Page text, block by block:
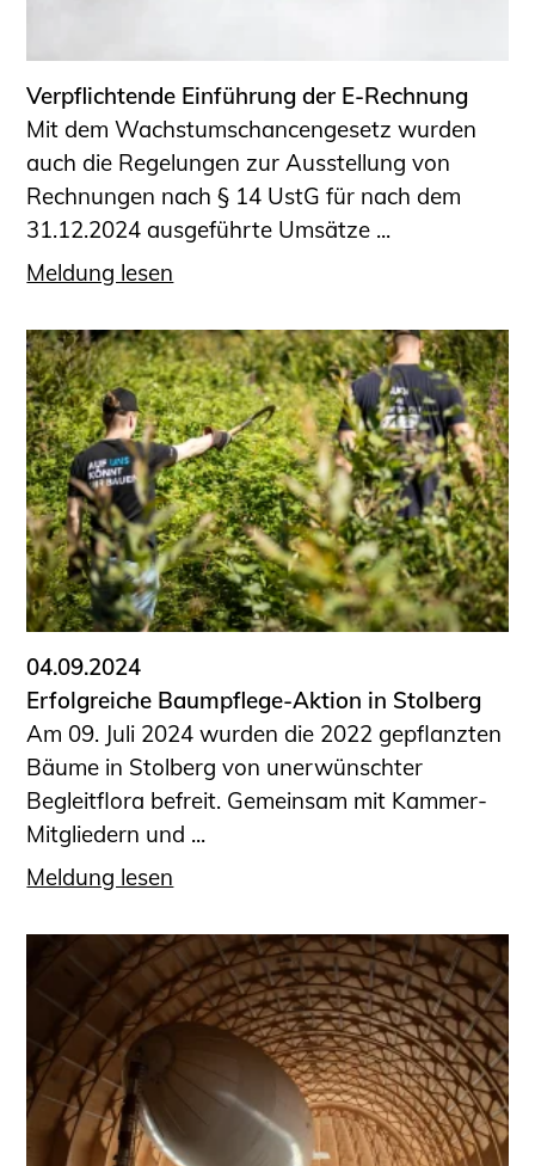
Anträge, Anzeigen, Formulare
Fortbildung/Seminare
Informationen für Ingenieurinnen
und Ingenieure
Recht
Planungswettbewerbe
Publikationen
Staatlich anerkannte Sachverständige
Öffentlich bestellte und vereidigte
Sachverständige
Prüfsachverständige
Qualifizierte Tragwerksplaner/-innen
Bauvorlageberechtigte
Sachkundige für Zustands- und
Funktionsprüfung privater
Abwasserleitungen
Vereinbarungen mit
Ingenieurkammern
Büronachfolge
Zusatzqualifikationen
Geschützter Bereich
Informationen für Auftraggeber und
Verbraucher
NRW)
Fachlisten
Bauherren-ABC
Informationen für Schülerinnen,
Schüler und Studierende
Projekte für Schülerinnen und Schüler
START.ING. Das Studierenden Praxis-
Verpflichtende Einführung der E-Rechnung
Mit dem Wachstumschancengesetz wurden
auch die Regelungen zur Ausstellung von
Rechnungen nach § 14 UstG für nach dem
31.12.2024 ausgeführte Umsätze ...
Meldung lesen
04.09.2024
Erfolgreiche Baumpflege-Aktion in Stolberg
Am 09. Juli 2024 wurden die 2022 gepflanzten
Bäume in Stolberg von unerwünschter
Begleitflora befreit. Gemeinsam mit Kammer-
Mitgliedern und ...
Meldung lesen